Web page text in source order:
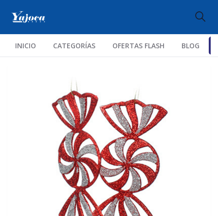
INICIO CATEGORÍAS OFERTAS FLASH BLOG